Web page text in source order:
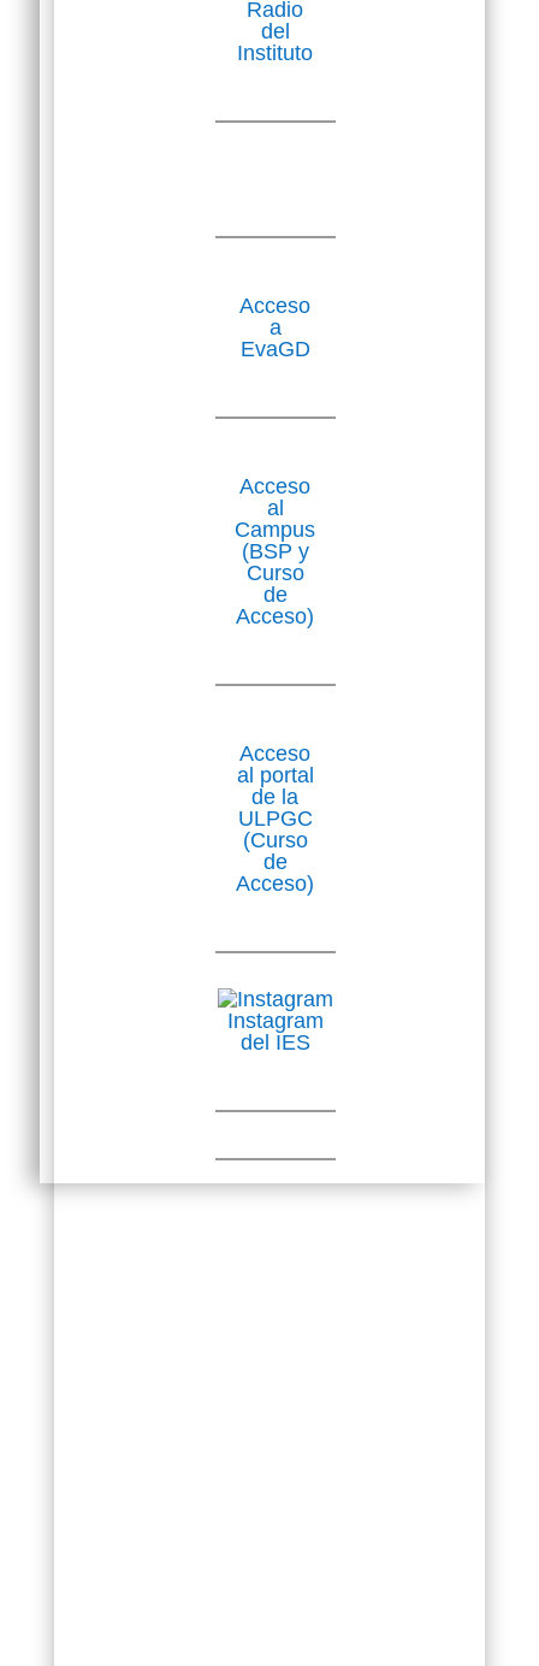
Radio
del
Instituto
Acceso
a
EvaGD
Acceso
al
Campus
(BSP y
Curso
de
Acceso)
Acceso
al portal
de la
ULPGC
(Curso
de
Acceso)
Instagram
del IES